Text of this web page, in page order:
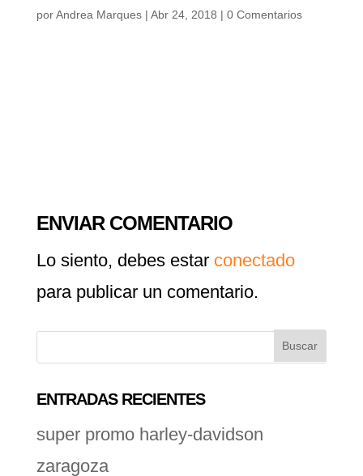
porAndrea Marques| Abr 24, 2018 | 0 Comentarios
ENVIAR COMENTARIO
Lo siento, debes estar conectado
para publicar un comentario.
ENTRADAS RECIENTES
super promo harley-davidson
zaragoza